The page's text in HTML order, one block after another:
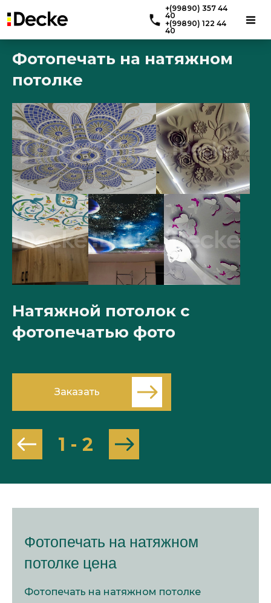
+(99890) 357 44
40
+(99890) 122 44
40
Фотопечать на натяжном
потолке
Натяжной потолок с
фотопечатью фото
Заказать
1 - 2
Фотопечать на натяжном
потолке цена
Фотопечать на натяжном потолке